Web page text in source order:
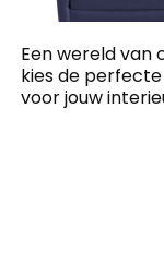
Een wereld van
kies de
voor jouw